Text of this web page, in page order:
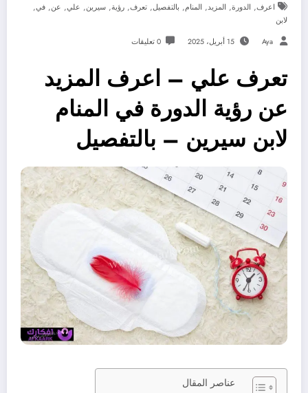
اعرف, الدورة, المزيد, المنام, بالتفصيل, تعرف, رؤية, سيرين, علي, عن, في,
لابن
Aya 15 أبريل، 2025 0 تعليقات
تعرف علي – اعرف المزيد
عن رؤية الدورة في المنام
لابن سيرين – بالتفصيل
عناصر المقال